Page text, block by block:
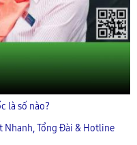
là số nào?
Nhanh, Tổng Đài & Hotline